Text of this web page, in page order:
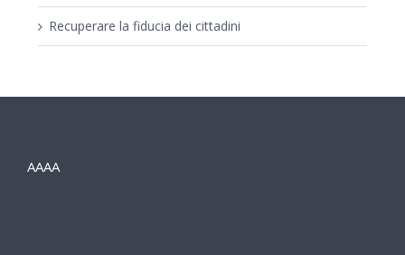
Recuperare la fiducia dei cittadini
AAAA